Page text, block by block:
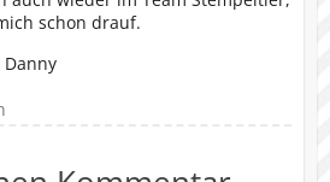
schon drauf.
Danny